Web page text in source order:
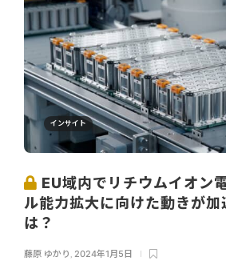
インサイト
EU域内でリチウムイオン
ル能力拡大に向けた動きが加
は？
藤原 ゆかり , 2024年1月5日